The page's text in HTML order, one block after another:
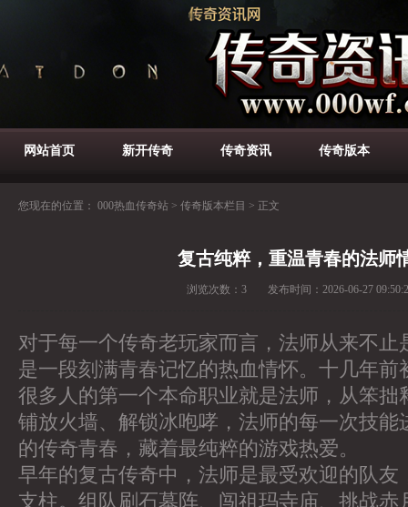
网站首页 新开传奇 传奇资讯 传奇版本
您现在的位置： 000热血传奇站 > 传奇版本栏目 > 正文
复古纯粹，重温青春的法师
浏览次数： 3 发布时间： 2026-06-27
对于每一个传奇老玩家而言，法师从来不止
是一段刻满青春记忆的热血情怀。十几年前
很多人的第一个本命职业就是法师，从笨拙
铺放火墙、解锁冰咆哮，法师的每一次技能
的传奇青春，藏着最纯粹的游戏热爱。
早年的复古传奇中，法师是最受欢迎的队友
支柱。组队刷石墓阵、闯祖玛寺庙、挑战赤